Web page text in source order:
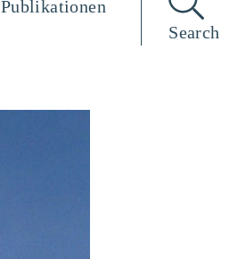
Publikationen
Search